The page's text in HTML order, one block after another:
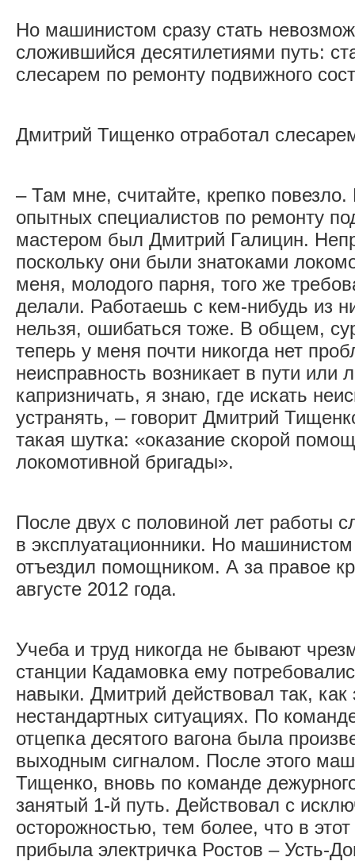
Но машинистом сразу стать
сложившийся десятилетиями путь:
слесарем по ремонту подвижного
Дмитрий Тищенко отработал
– Там мне, считайте, крепко
опытных специалистов по ремонту
мастером был Дмитрий Галицин.
поскольку они были знатоками
меня, молодого парня, того же
делали. Работаешь с кем-нибудь из
нельзя, ошибаться тоже. В общем,
теперь у меня почти никогда нет
неисправность возникает в пути или
капризничать, я знаю, где искать
устранять, – говорит Дмитрий
такая шутка: «оказание скорой
локомотивной бригады».
После двух с половиной лет работы
в эксплуатационники. Но машинистом
отъездил помощником. А за правое
августе 2012 года.
Учеба и труд никогда не бывают
станции Кадамовка ему
навыки. Дмитрий действовал так, как
нестандартных ситуациях. По
отцепка десятого вагона была
выходным сигналом. После этого
Тищенко, вновь по команде
занятый 1-й путь. Действовал с
осторожностью, тем более, что в
прибыла электричка Ростов – Усть-